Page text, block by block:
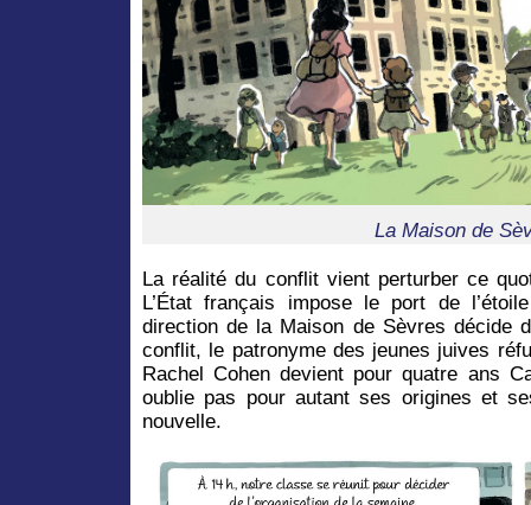
La Maison de
La réalité du conflit vient perturber ce
L’État français impose le port de
direction de la Maison de Sèvres décide
conflit, le patronyme des jeunes juives
Rachel Cohen devient pour quatre ans
oublie pas pour autant ses origines et
nouvelle.